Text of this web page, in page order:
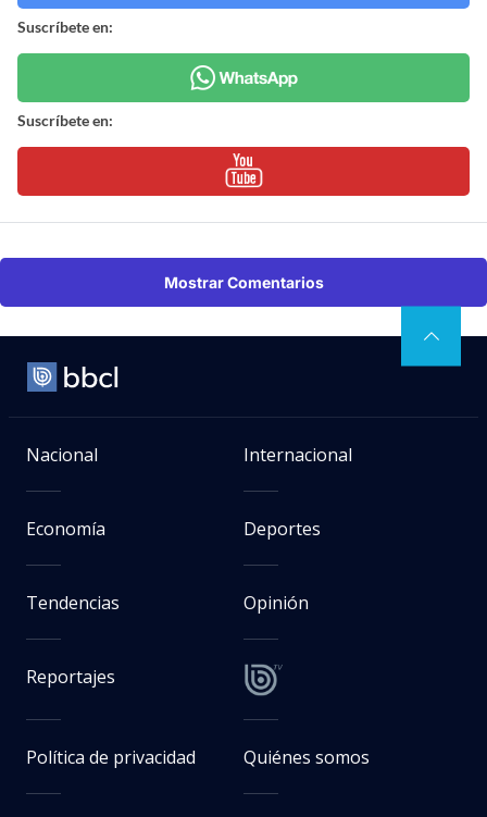
Suscríbete en:
Suscríbete en:
Mostrar Comentarios
Nacional Internacional
Economía Deportes
Tendencias Opinión
Reportajes
Política de privacidad Quiénes somos